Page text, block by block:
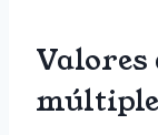
Valores